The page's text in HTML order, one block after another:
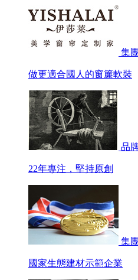
集
做更適合國人的窗簾軟裝
品
22年專注，堅持原創
集
國家生態建材示範企業